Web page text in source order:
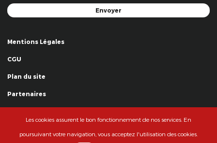
Mentions Légales
CGU
Plan du site
Partenaires
© La Grande Famille des Clowns - 2018
Les cookies assurent le bon fonctionnement de nos services. En
poursuivant votre navigation, vous acceptez l'utilisation des cookies.